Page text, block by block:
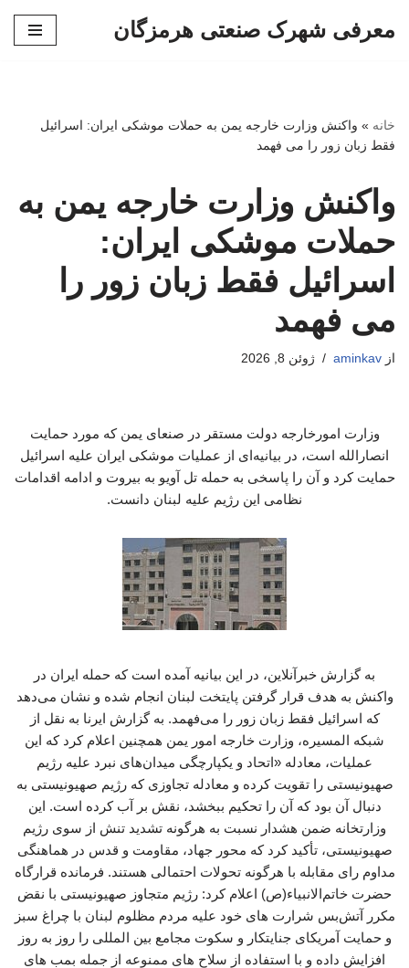
معرفی شهرک صنعتی هرمزگان
خانه » واکنش وزارت خارجه یمن به حملات موشکی ایران: اسرائیل
فقط زبان زور را می فهمد
واکنش وزارت خارجه یمن به
حملات موشکی ایران:
اسرائیل فقط زبان زور را
می فهمد
از aminkav ژوئن 8, 2026
وزارت امورخارجه دولت مستقر در صنعای یمن که مورد حمایت
انصارالله است، در بیانیه‌ای از عملیات موشکی ایران علیه اسرائیل
حمایت کرد و آن را پاسخی به حمله تل آویو به بیروت و ادامه اقدامات
نظامی این رژیم علیه لبنان دانست.
به گزارش خبرآنلاین، در این بیانیه آمده است که حمله ایران در
واکنش به هدف قرار گرفتن پایتخت لبنان انجام شده و نشان می‌دهد
که اسرائیل فقط زبان زور را می‌فهمد. به گزارش ایرنا به نقل از
شبکه المسیره، وزارت خارجه امور یمن همچنین اعلام کرد که این
عملیات، معادله «اتحاد و یکپارچگی میدان‌های نبرد علیه رژیم
صهیونیستی را تقویت کرده و معادله تجاوزی که رژیم صهیونیستی به
دنبال آن بود که آن را تحکیم ببخشد، نقش بر آب کرده است. این
وزارتخانه ضمن هشدار نسبت به هرگونه تشدید تنش از سوی رژیم
صهیونیستی، تأکید کرد که محور جهاد، مقاومت و قدس در هماهنگی
مداوم رای مقابله با هرگونه تحولات احتمالی هستند. فرمانده قرارگاه
حضرت خاتم‌الانبیاء(ص) اعلام کرد: رژیم متجاوز صهیونیستی با نقض
مکرر آتش‌بس شرارت های خود علیه مردم مظلوم لبنان با چراغ سبز
و حمایت آمریکای جنایتکار و سکوت مجامع بین المللی را روز به روز
افزایش داده و با استفاده از سلاح های ممنوعه از جمله بمب های